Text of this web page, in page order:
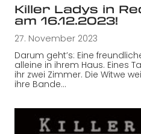
Killer Ladys in
am 16.12.2023!
27. November 2023
Darum geht’s: Eine
alleine in ihrem Haus. Eines
ihr zwei Zimmer. Die Witwe
ihre Bande…